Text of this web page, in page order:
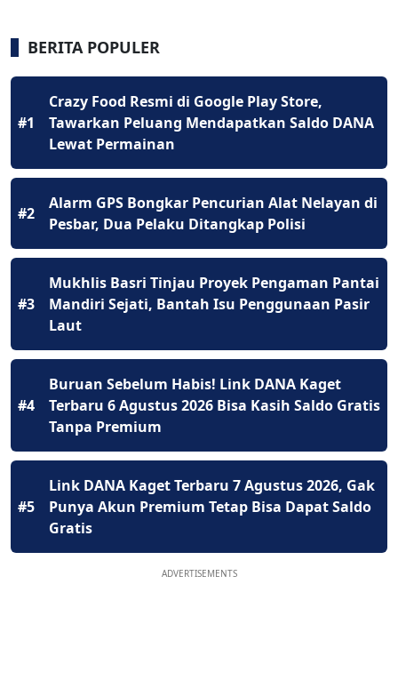
BERITA POPULER
#1
Crazy Food Resmi di Google Play Store,
Tawarkan Peluang Mendapatkan Saldo DANA
Lewat Permainan
#2
Alarm GPS Bongkar Pencurian Alat Nelayan di
Pesbar, Dua Pelaku Ditangkap Polisi
#3
Mukhlis Basri Tinjau Proyek Pengaman Pantai
Mandiri Sejati, Bantah Isu Penggunaan Pasir
Laut
#4
Buruan Sebelum Habis! Link DANA Kaget
Terbaru 6 Agustus 2026 Bisa Kasih Saldo Gratis
Tanpa Premium
#5
Link DANA Kaget Terbaru 7 Agustus 2026, Gak
Punya Akun Premium Tetap Bisa Dapat Saldo
Gratis
ADVERTISEMENTS